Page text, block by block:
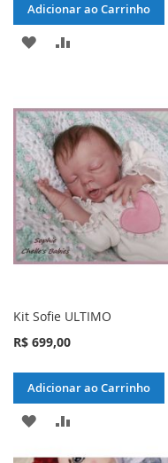
Adicionar ao Carrinho
ADICIONAR
DE
DESEJOS
Kit Sofie ULTIMO
R$ 699,00
Adicionar ao Carrinho
ADICIONAR